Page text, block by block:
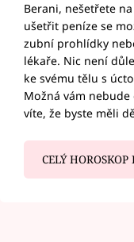
Berani, nešetřete
ušetřit peníze se
zubní prohlídky
lékaře. Nic není
ke svému tělu s
Možná vám
víte, že byste měli
CELÝ